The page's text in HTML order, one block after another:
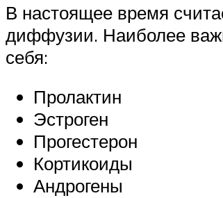
В настоящее время
диффузии. Наиболее
себя:
Пролактин
Эстроген
Прогестерон
Кортикоиды
Андрогены